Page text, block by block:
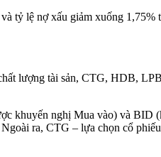
tỷ lệ nợ xấu giảm xuống
lượng tài sản, CTG, HDB,
khuyến nghị Mua vào) và
ra, CTG – lựa chọn cổ